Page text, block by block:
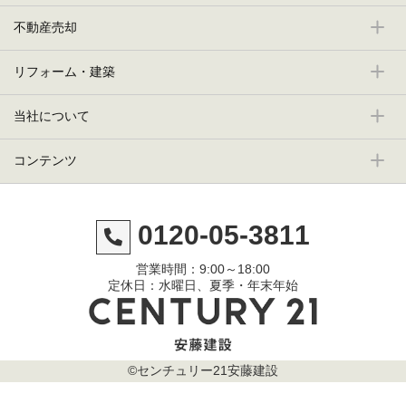
不動産売却
リフォーム・建築
当社について
コンテンツ
0120-05-3811
営業時間：9:00～18:00
定休日：水曜日、夏季・年末年始
©センチュリー21安藤建設